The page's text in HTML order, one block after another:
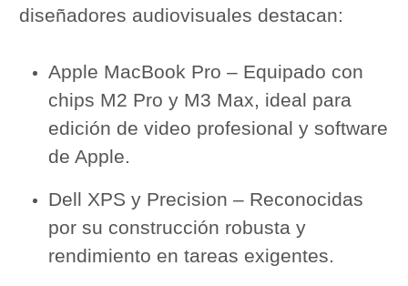
diseñadores audiovisuales destacan:
Apple MacBook Pro – Equipado con
chips M2 Pro y M3 Max, ideal para
edición de video profesional y software
de Apple.
Dell XPS y Precision – Reconocidas
por su construcción robusta y
rendimiento en tareas exigentes.